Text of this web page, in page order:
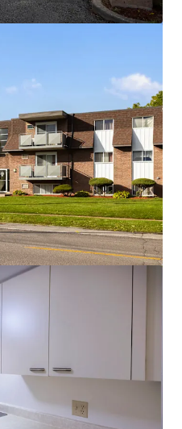
Voir plus
- 1300 Ducas, Lasalle
3B7, CA